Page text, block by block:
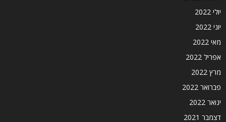
יולי 2022
יוני 2022
מאי 2022
אפריל 2022
מרץ 2022
פברואר 2022
ינואר 2022
דצמבר 2021